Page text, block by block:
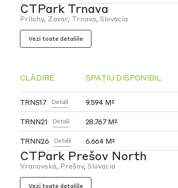
CTPark Trnava
Prilohy, Zavar, Trnava, Slovacia
Vezi toate detaliile
CLĂDIRE SPAȚIU DISPONIBIL
TRNS17 Detalii 9.594 M²
TRNN21 Detalii 28.767 M²
TRNN26 Detalii 6.664 M²
CTPark Prešov North
Vranovská, Prešov, Slovacia
Vezi toate detaliile